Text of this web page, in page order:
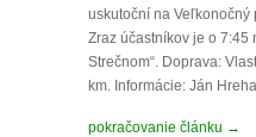
uskutoční na
Zraz účastníkov je o 7:45
Strečnom“. Doprava:
km. Informácie: Ján
pokračovanie článku →